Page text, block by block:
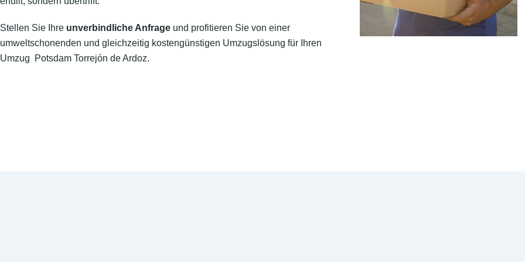
Stellen Sie Ihre unverbindliche Anfrage und profitieren Sie von einer
umweltschonenden und gleichzeitig kostengünstigen Umzugslösung für Ihren
Umzug Potsdam Torrejón de Ardoz.